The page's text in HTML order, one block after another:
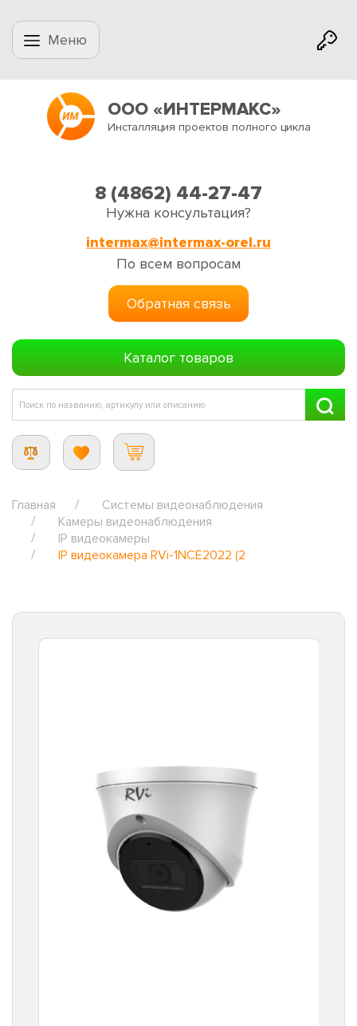
Меню
ООО «ИНТЕРМАКС»
Инсталляция проектов полного цикла
8 (4862) 44-27-47
Нужна консультация?
intermax@intermax-orel.ru
По всем вопросам
Обратная связь
Каталог товаров
Главная
Системы видеонаблюдения
Камеры видеонаблюдения
IP видеокамеры
IP видеокамера RVi-1NCE2022 (2